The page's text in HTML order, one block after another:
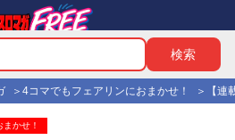
4コマでもフェアリンにおまかせ！ 【
かせ！